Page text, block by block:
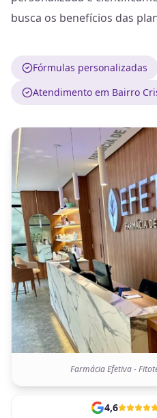
busca os benefícios das
Fórmulas personalizadas
Atendimento em Bairro
Farmácia Efetiva -
4,6